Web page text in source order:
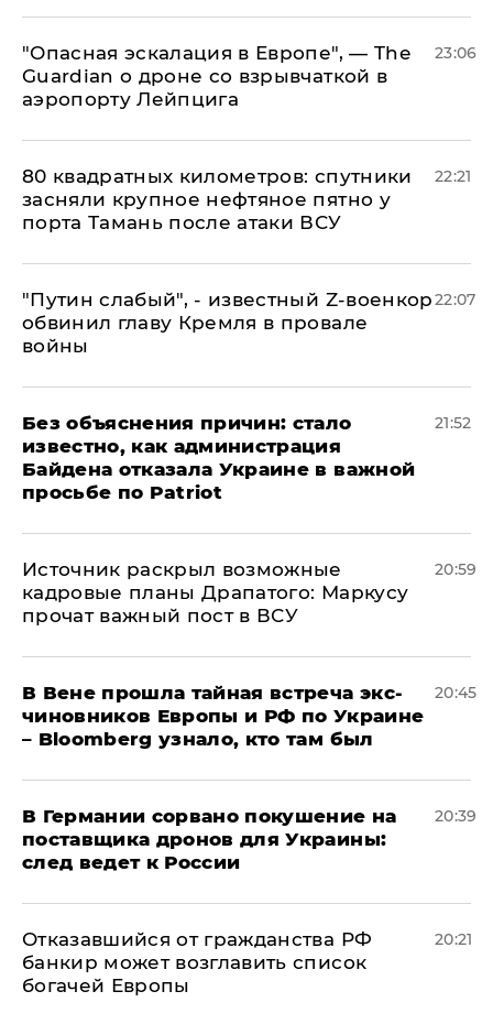
"Опасная эскалация в Европе", — The
Guardian о дроне со взрывчаткой в
аэропорту Лейпцига
23:06
80 квадратных километров: спутники
засняли крупное нефтяное пятно у
порта Тамань после атаки ВСУ
22:21
​"Путин слабый", - известный Z-военкор
обвинил главу Кремля в провале
войны
22:07
Без объяснения причин: стало
известно, как администрация
Байдена отказала Украине в важной
просьбе по Patriot
21:52
​Источник раскрыл возможные
кадровые планы Драпатого: Маркусу
прочат важный пост в ВСУ
20:59
В Вене прошла тайная встреча экс-
чиновников Европы и РФ по Украине
– Bloomberg узнало, кто там был
20:45
​В Германии сорвано покушение на
поставщика дронов для Украины:
след ведет к России
20:39
Отказавшийся от гражданства РФ
банкир может возглавить список
богачей Европы
20:21